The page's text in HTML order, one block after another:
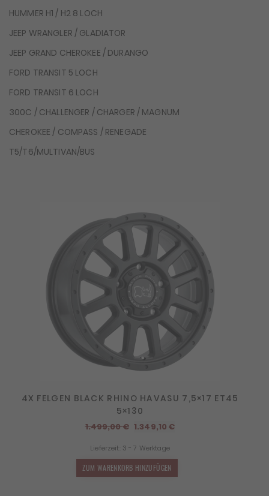
HUMMER H1 / H2 8 LOCH
JEEP WRANGLER / GLADIATOR
JEEP GRAND CHEROKEE / DURANGO
FORD TRANSIT 5 LOCH
FORD TRANSIT 6 LOCH
300C / CHALLENGER / CHARGER / MAGNUM
CHEROKEE / COMPASS / RENEGADE
T5/T6/MULTIVAN/BUS
4X FELGEN BLACK RHINO HAVASU 7,5×17 ET45
5×130
1.499,00€ Ursprünglicher
war:
1.499,00 €
1.349,10€Aktueller
Lieferzeit: 3 - 7 Werktage
ZUM WARENKORB HINZUFÜGEN